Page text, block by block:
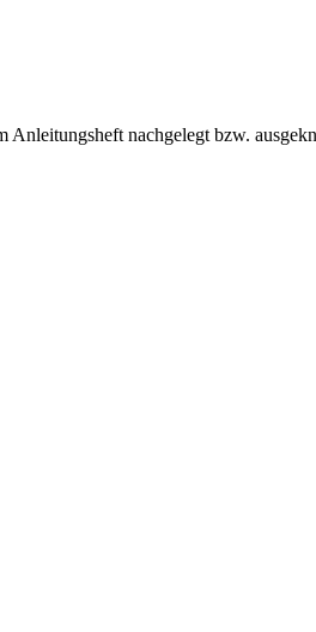
nachgelegt bzw.